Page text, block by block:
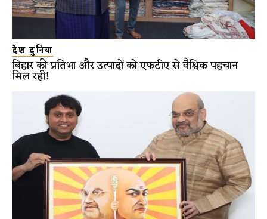
देश दुनिया
बिहार की प्रतिभा और उत्पादों को एफटीए से वैश्विक पहचान
मिल रही!